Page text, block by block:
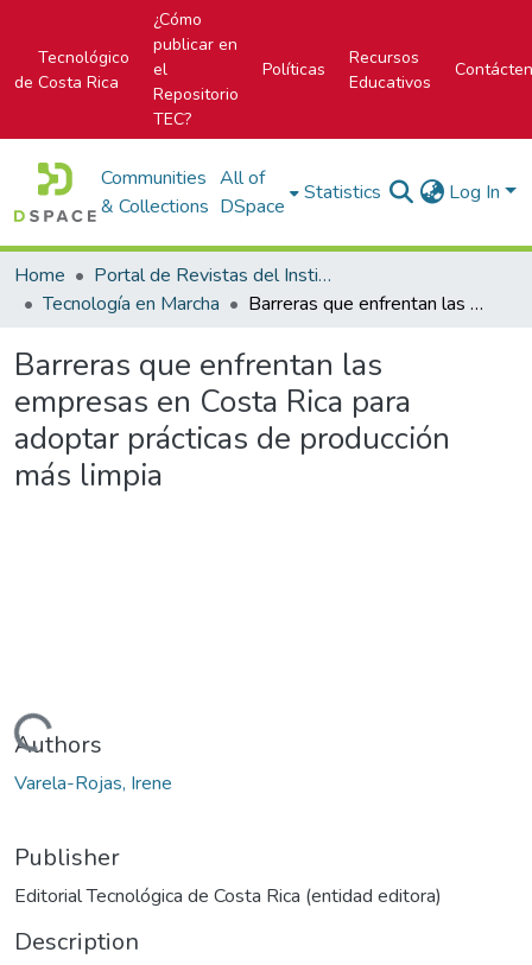
Tecnológico
de Costa Rica
¿Cómo
publicar en
el
Repositorio
TEC?
Políticas
Recursos
Educativos
Communities
& Collections
All of
DSpace
Statistics Log In
Home
Portal de Revistas del Instituto Tecnológico de Costa Rica
Tecnología en Marcha
Barreras que enfrentan las empresas en Costa Rica para adoptar prácticas de producción más limpia
Barreras que enfrentan las
empresas en Costa Rica para
adoptar prácticas de producción
más limpia
Loading...
Authors
Varela-Rojas, Irene
Publisher
Editorial Tecnológica de Costa Rica (entidad editora)
Description